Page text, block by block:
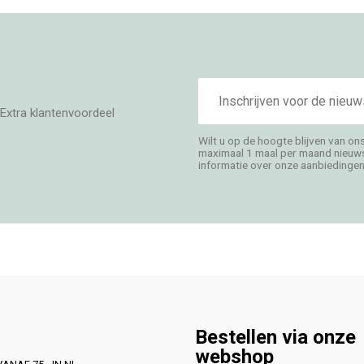
klantenvoordeel
E-
mailadres
Wilt u op de hoogte blijven van
maximaal 1 maal per maand
informatie over onze
Bestellen via onze
webshop